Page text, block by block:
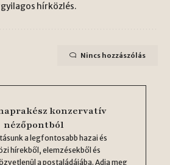
hírközlés.
Nincs hozzászólás
konzervatív
nézőpontból
a legfontosabb hazai és
hírekből, elemzésekből és
a postaládájába. Adja meg